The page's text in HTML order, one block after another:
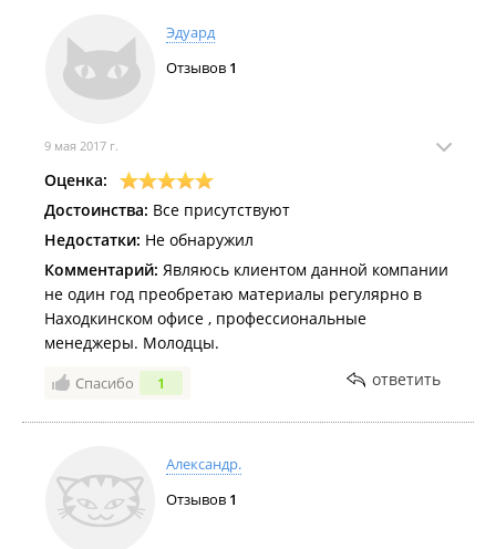
вы хоть немного по сторонам смотрите, как другие
торгуют, как работают с клиентами. Даже не к
ребятам менеджерам обращение, им то как раз
респект, а к Директорше ихней
Эдуард
Отзывов 1
9 мая 2017 г.
Оценка:
Достоинства: Все присутствуют
Недостатки: Не обнаружил
Комментарий: Являюсь клиентом данной компании
не один год преобретаю материалы регулярно в
Находкинском офисе , профессиональные
менеджеры. Молодцы.
Спасибо 1 ответить
Александр.
Отзывов 1